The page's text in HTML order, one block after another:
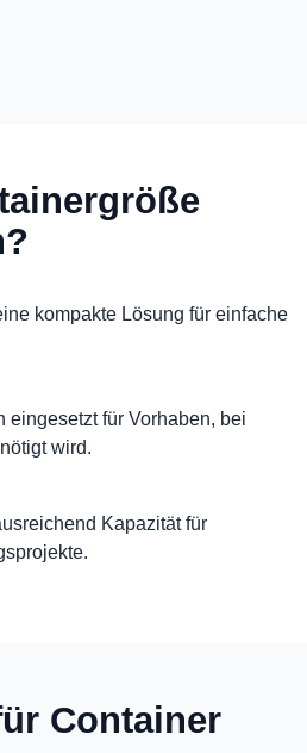
kompakte Lösung für einfache
eingesetzt für Vorhaben, bei
wird.
Kapazität für
Container